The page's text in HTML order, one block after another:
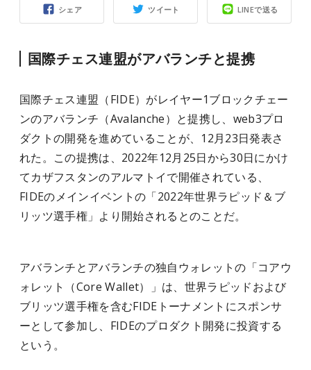
シェア ツイート LINEで送る
国際チェス連盟がアバランチと提携
国際チェス連盟（FIDE）がレイヤー1ブロックチェー
ンのアバランチ（Avalanche）と提携し、web3プロ
ダクトの開発を進めていることが、12月23日発表さ
れた。この提携は、2022年12月25日から30日にかけ
てカザフスタンのアルマトイで開催されている、
FIDEのメインイベントの「2022年世界ラピッド＆ブ
リッツ選手権」より開始されるとのことだ。
アバランチとアバランチの独自ウォレットの「コアウ
ォレット（Core Wallet）」は、世界ラピッドおよび
ブリッツ選手権を含むFIDEトーナメントにスポンサ
ーとして参加し、FIDEのプロダクト開発に投資する
という。